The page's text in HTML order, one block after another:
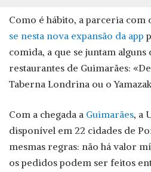
Como é hábito, a parceria com
se nesta nova expansão da app
comida, a que se juntam
restaurantes de Guimarães:
Taberna Londrina ou o
Com a chegada a Guimarães, a
disponível em 22 cidades de
mesmas regras: não há valor
os pedidos podem ser feitos